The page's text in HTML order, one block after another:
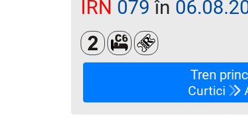
IRN 079 în
Clasa a 2-aCușetă 6 paturi
Loc rezervat (biletul
Tren
Curtici